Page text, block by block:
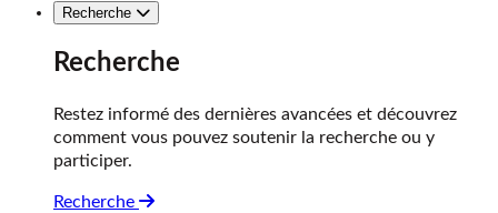
Recherche
Recherche
Restez informé des dernières avancées et découvrez
comment vous pouvez soutenir la recherche ou y
participer.
Recherche